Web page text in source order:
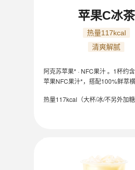
苹果C冰茶
热量117kcal
清爽解腻
阿克苏苹果* · NFC果汁 。1杯约
苹果NFC果汁*，搭配100%鲜萃
爽解腻。
热量117kcal（大杯/冰/不另外加糖